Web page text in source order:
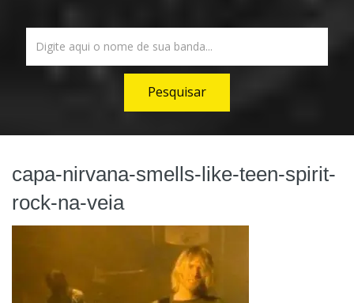
capa-nirvana-smells-like-teen-spirit-
rock-na-veia